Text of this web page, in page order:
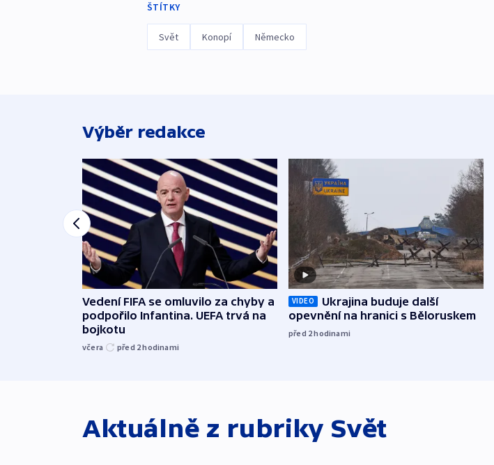
ŠTÍTKY
Svět Konopí Německo
Výběr redakce
Vedení FIFA se omluvilo za chyby a
podpořilo Infantina. UEFA trvá na
bojkotu
včera před 2hodinami
VIDEO
Ukrajina buduje další
opevnění na hranici s Běloruskem
před 2hodinami
Aktuálně z rubriky Svět